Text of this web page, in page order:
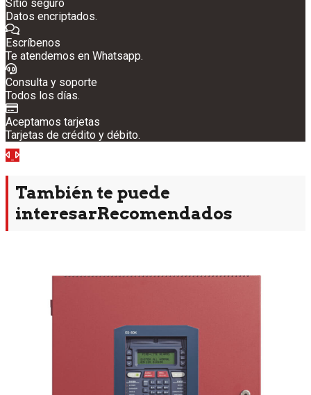
Sitio seguro
Datos encriptados.
Escríbenos
Te atendemos en Whatsapp.
Consulta y soporte
Todos los días.
Aceptamos tarjetas
Tarjetas de crédito y débito.
Anterior
Siguiente
También te puede
interesarRecomendados